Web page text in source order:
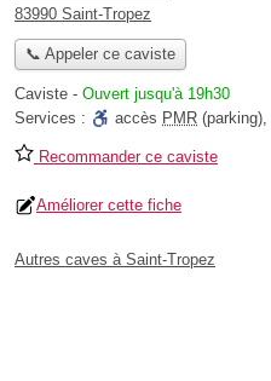
83990 Saint-Tropez
📞 Appeler ce caviste
Caviste - Ouvert jusqu'à 19h30
Services :
accès PMR (parking),
Recommander ce caviste
Améliorer cette fiche
Autres caves à Saint-Tropez